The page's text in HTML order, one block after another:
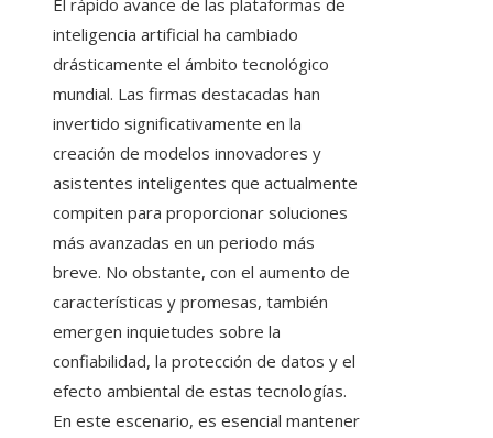
El rápido avance de las plataformas de
inteligencia artificial ha cambiado
drásticamente el ámbito tecnológico
mundial. Las firmas destacadas han
invertido significativamente en la
creación de modelos innovadores y
asistentes inteligentes que actualmente
compiten para proporcionar soluciones
más avanzadas en un periodo más
breve. No obstante, con el aumento de
características y promesas, también
emergen inquietudes sobre la
confiabilidad, la protección de datos y el
efecto ambiental de estas tecnologías.
En este escenario, es esencial mantener